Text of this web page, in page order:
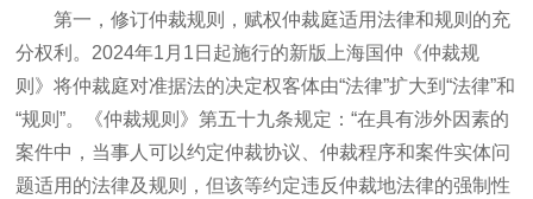
第一，修订仲裁规则，赋权仲裁庭适用法律和规则的充
分权利。2024年1月1日起施行的新版上海国仲《仲裁规
则》将仲裁庭对准据法的决定权客体由“法律”扩大到“法律”和
“规则”。《仲裁规则》第五十九条规定：“在具有涉外因素的
案件中，当事人可以约定仲裁协议、仲裁程序和案件实体问
题适用的法律及规则，但该等约定违反仲裁地法律的强制性